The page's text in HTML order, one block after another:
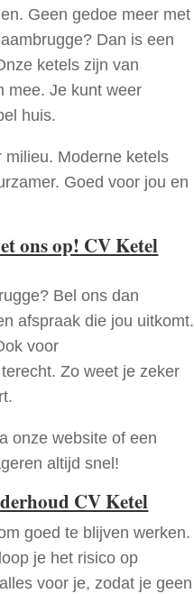
Geen gedoe meer met
Dan is een
ketels zijn van
mee. Je kunt weer
huis.
Moderne ketels
Goed voor jou en
ons op! CV Ketel
Bel ons dan
afspraak die jou uitkomt.
voor
Zo weet je zeker
onze website of een
altijd snel!
CV Ketel
goed te blijven werken.
je het risico op
voor je, zodat je geen